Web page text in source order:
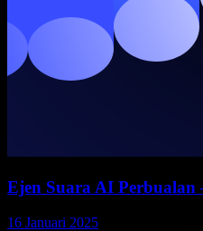
Ejen Suara AI Perbualan
16 Januari 2025